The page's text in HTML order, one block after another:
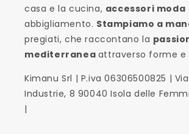
casa e la cucina, accessori moda
abbigliamento. Stampiamo a
pregiati, che raccontano la
mediterranea attraverso forme e
Kimanu Srl | P.iva 06306500825 |
Industrie, 8 90040 Isola delle
|